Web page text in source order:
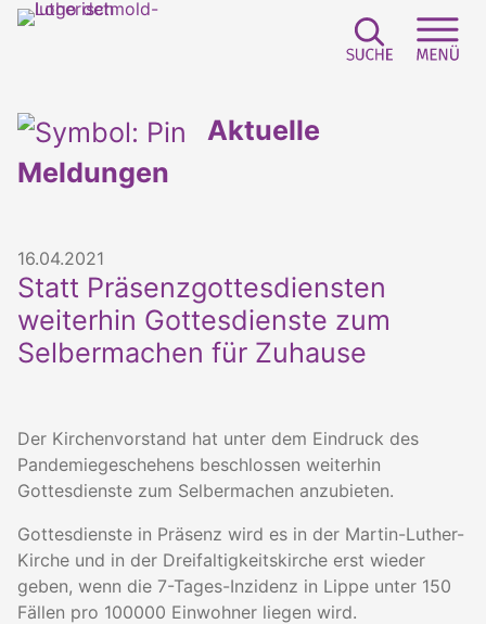
Aktuelle
Meldungen
16.04.2021
Statt Präsenzgottesdiensten
weiterhin Gottesdienste zum
Selbermachen für Zuhause
Der Kirchenvorstand hat unter dem Eindruck des
Pandemiegeschehens beschlossen weiterhin
Gottesdienste zum Selbermachen anzubieten.
Gottesdienste in Präsenz wird es in der Martin-Luther-
Kirche und in der Dreifaltigkeitskirche erst wieder
geben, wenn die 7-Tages-Inzidenz in Lippe unter 150
Fällen pro 100000 Einwohner liegen wird.